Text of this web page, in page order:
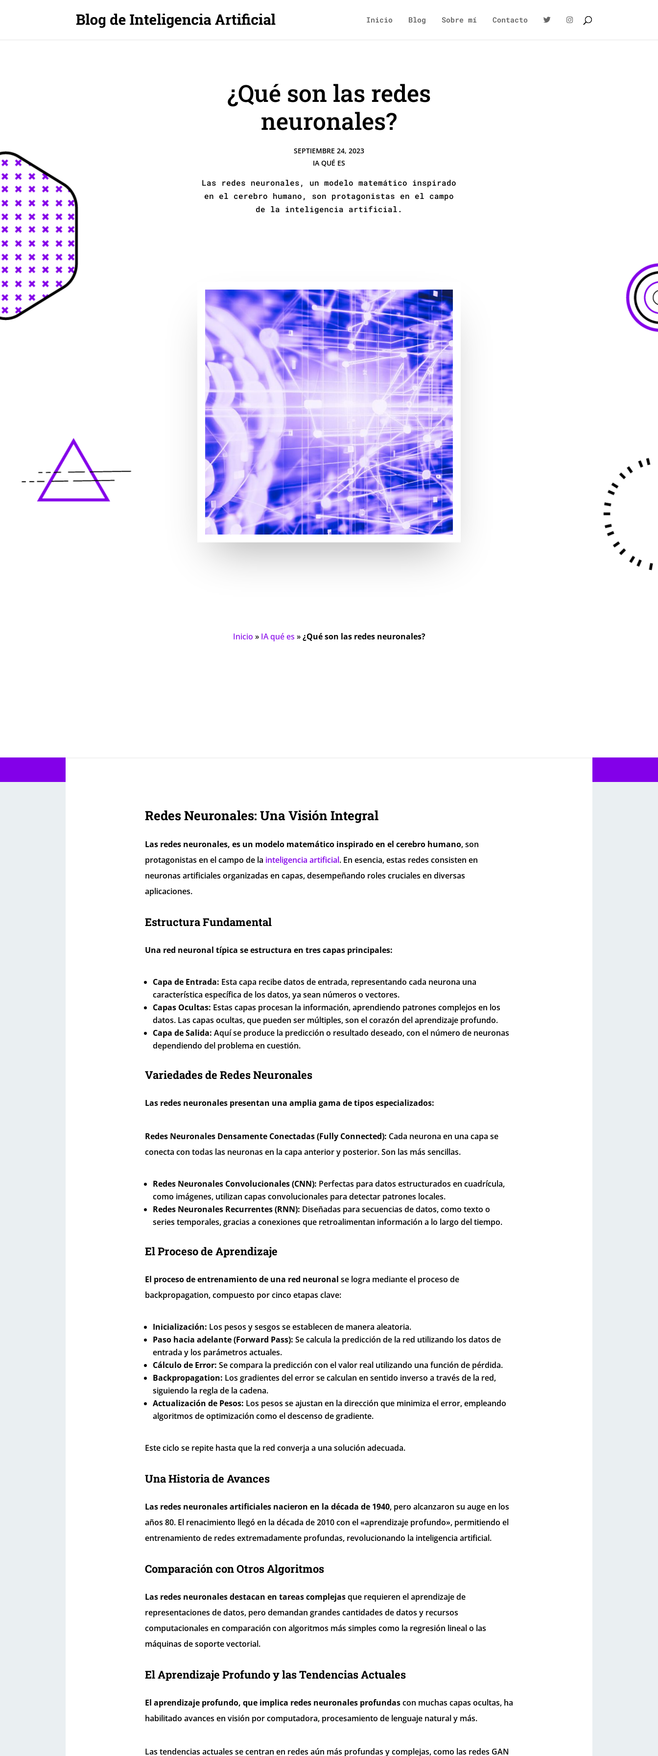
Inicio Blog Sobre mí Contacto
¿Qué son las redes
neuronales?
SEPTIEMBRE 24, 2023
IA QUÉ ES
Las redes neuronales, un modelo matemático inspirado
en el cerebro humano, son protagonistas en el campo
de la inteligencia artificial.
Inicio » IA qué es »¿Qué son las redes neuronales?
Redes Neuronales: Una Visión Integral
Las redes neuronales, es un modelo matemático inspirado en el cerebro humano, son
protagonistas en el campo de la inteligencia artificial. En esencia, estas redes consisten en
neuronas artificiales organizadas en capas, desempeñando roles cruciales en diversas
aplicaciones.
Estructura Fundamental
Una red neuronal típica se estructura en tres capas principales:
Capa de Entrada: Esta capa recibe datos de entrada, representando cada neurona una
característica específica de los datos, ya sean números o vectores.
Capas Ocultas: Estas capas procesan la información, aprendiendo patrones complejos en los
datos. Las capas ocultas, que pueden ser múltiples, son el corazón del aprendizaje profundo.
Capa de Salida: Aquí se produce la predicción o resultado deseado, con el número de neuronas
dependiendo del problema en cuestión.
Variedades de Redes Neuronales
Las redes neuronales presentan una amplia gama de tipos especializados:
Redes Neuronales Densamente Conectadas (Fully Connected): Cada neurona en una capa se
conecta con todas las neuronas en la capa anterior y posterior. Son las más sencillas.
Redes Neuronales Convolucionales (CNN): Perfectas para datos estructurados en cuadrícula,
como imágenes, utilizan capas convolucionales para detectar patrones locales.
Redes Neuronales Recurrentes (RNN): Diseñadas para secuencias de datos, como texto o
series temporales, gracias a conexiones que retroalimentan información a lo largo del tiempo.
El Proceso de Aprendizaje
El proceso de entrenamiento de una red neuronal se logra mediante el proceso de
backpropagation, compuesto por cinco etapas clave:
Inicialización: Los pesos y sesgos se establecen de manera aleatoria.
Paso hacia adelante (Forward Pass): Se calcula la predicción de la red utilizando los datos de
entrada y los parámetros actuales.
Cálculo de Error: Se compara la predicción con el valor real utilizando una función de pérdida.
Backpropagation: Los gradientes del error se calculan en sentido inverso a través de la red,
siguiendo la regla de la cadena.
Actualización de Pesos: Los pesos se ajustan en la dirección que minimiza el error, empleando
algoritmos de optimización como el descenso de gradiente.
Este ciclo se repite hasta que la red converja a una solución adecuada.
Una Historia de Avances
Las redes neuronales artificiales nacieron en la década de 1940, pero alcanzaron su auge en los
años 80. El renacimiento llegó en la década de 2010 con el «aprendizaje profundo», permitiendo el
entrenamiento de redes extremadamente profundas, revolucionando la inteligencia artificial.
Comparación con Otros Algoritmos
Las redes neuronales destacan en tareas complejasque requieren el aprendizaje de
representaciones de datos, pero demandan grandes cantidades de datos y recursos
computacionales en comparación con algoritmos más simples como la regresión lineal o las
máquinas de soporte vectorial.
El Aprendizaje Profundo y las Tendencias Actuales
El aprendizaje profundo, que implica redes neuronales profundascon muchas capas ocultas, ha
habilitado avances en visión por computadora, procesamiento de lenguaje natural y más.
Las tendencias actuales se centran en redes aún más profundas y complejas, como las redes GAN